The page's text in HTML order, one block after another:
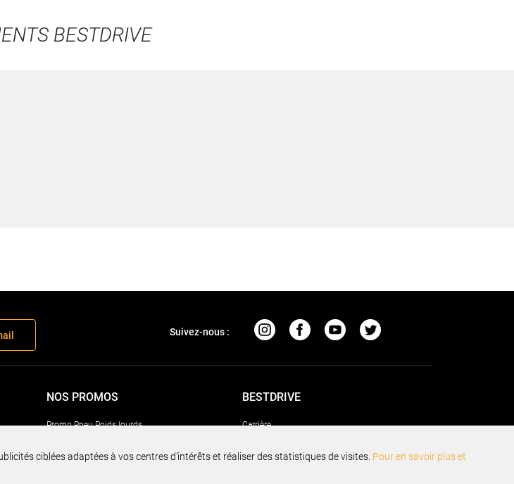
BESTDRIVE
ciblées adaptées à vos centres d’intérêts et réaliser des statistiques de visites. Pour en savoir plus et
Suivez-nous :
NOS PROMOS
Promo Pneu Poids lourds
BESTDRIVE
Carrière